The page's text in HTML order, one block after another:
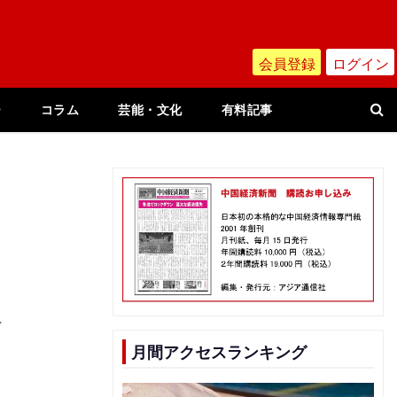
会員登録 ログイン
コラム 芸能・文化 有料記事
月間アクセスランキング